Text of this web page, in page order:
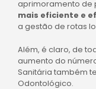
aprimoramento de
mais eficiente e
a gestão de rotas
Além, é claro, de
aumento do
Sanitária também
Odontológico.